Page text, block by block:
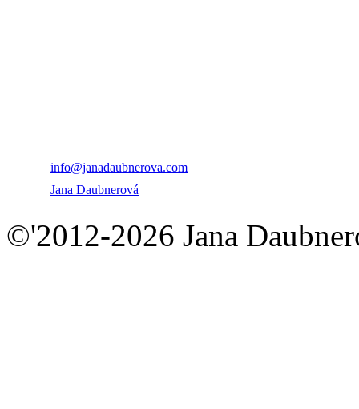
info@janadaubnerova.com
Jana Daubnerová
©'2012-2026 Jana